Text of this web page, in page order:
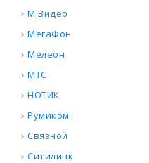
М.Видео
МегаФон
Мелеон
МТС
НОТИК
Румиком
Связной
Ситилинк